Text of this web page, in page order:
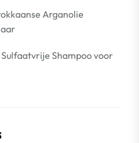
Arganolie
Shampoo voor